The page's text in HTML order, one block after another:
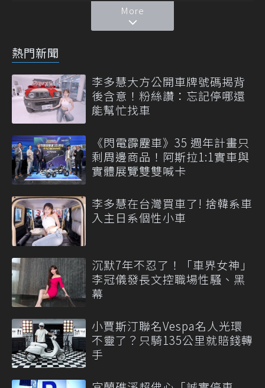
More
熱門新聞
李多慧大方公開車牌號碼揭背
後含意！粉絲讚：忘記停哪還
能幫忙找車
《閃電霹靂車》35 週年計畫只
剩周邊商品！阿斯拉1:1實車與
實體展覽雙雙喊卡
李多慧在台灣買車了! 捨韓系車
入主日系個性小車
沉默7年不忍了！「車界女神」
李冠儀發長文控職場性騷、黑
幕
小賈斯汀聯名Vespa名人光環
不靈了？只騎135公里就賠錢轉
手